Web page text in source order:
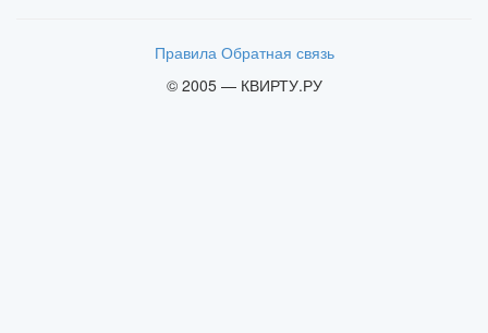
Правила Обратная связь
© 2005 — КВИРТУ.РУ